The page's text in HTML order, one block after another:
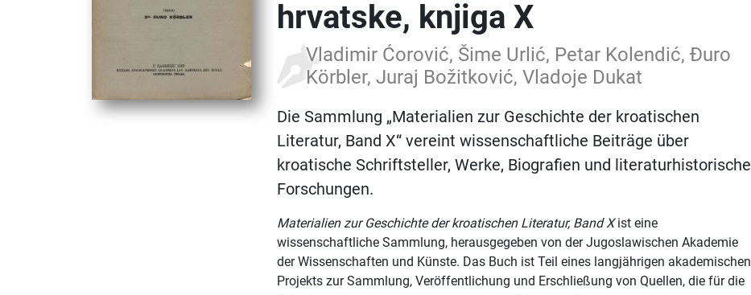
hrvatske, knjiga X
Vladimir Ćorović, Šime Urlić, Petar Kolendić, Đuro
Körbler, Juraj Božitković, Vladoje Dukat
Die Sammlung „Materialien zur Geschichte der kroatischen
Literatur, Band X“ vereint wissenschaftliche Beiträge über
kroatische Schriftsteller, Werke, Biografien und literaturhistorische
Forschungen.
Materialien zur Geschichte der kroatischen Literatur, Band Xist eine
wissenschaftliche Sammlung, herausgegeben von der Jugoslawischen Akademie
der Wissenschaften und Künste. Das Buch ist Teil eines langjährigen akademischen
Projekts zur Sammlung, Veröffentlichung und Erschließung von Quellen, die für die